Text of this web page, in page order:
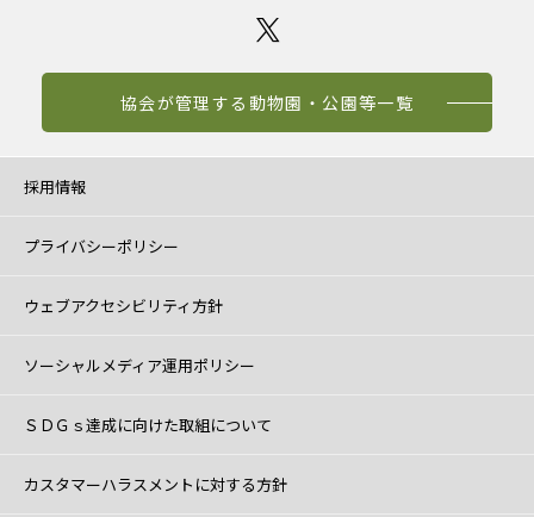
協会が管理する動物園・公園等一覧
採用情報
プライバシーポリシー
ウェブアクセシビリティ方針
ソーシャルメディア運用ポリシー
ＳＤＧｓ達成に向けた取組について
カスタマーハラスメントに対する方針